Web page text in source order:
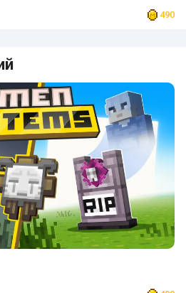
490